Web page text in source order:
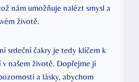
nám umožňuje nalézt smysl a
životě.
srdeční čakry je tedy klíčem k
našem životě. Dopřejme jí
a lásky, abychom